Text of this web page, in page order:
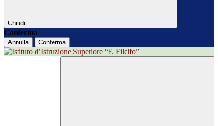
Chiudi
Conferma
Annulla Conferma